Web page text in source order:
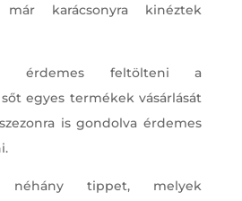
karácsonyra kinéztek
érdemes feltölteni a
egyes termékek vásárlását
is gondolva érdemes
néhány tippet, melyek